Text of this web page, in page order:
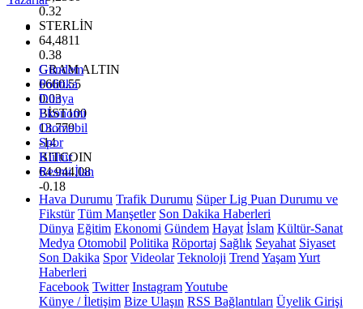
0.32
STERLİN
64,4811
0.38
GRAM ALTIN
6660.55
0.03
BİST100
13.779
-14
BITCOIN
64.944,08
-0.18
Gündem
Politika
Dünya
Ekonomi
Otomobil
Spor
Kültür
Resmi İlan
Hava Durumu Trafik Durumu Süper Lig Puan Durumu ve
Fikstür Tüm Manşetler Son Dakika Haberleri
Dünya Eğitim Ekonomi Gündem Hayat İslam Kültür-Sanat
Medya Otomobil Politika Röportaj Sağlık Seyahat Siyaset
Son Dakika Spor Videolar Teknoloji Trend YaşamYurt
Haberleri
Facebook Twitter InstagramYoutube
Künye / İletişim Bize Ulaşın RSS Bağlantıları Üyelik Girişi